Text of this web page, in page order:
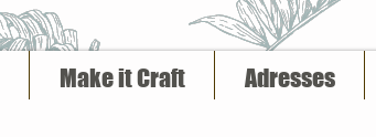
Make it Craft Adresses